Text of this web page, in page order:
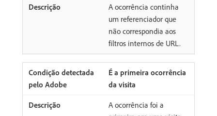
A ocorrência continha
um referenciador que
não correspondia aos
filtros internos de URL.
É a primeira ocorrência
da visita
A ocorrência foi a